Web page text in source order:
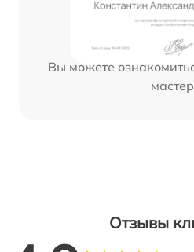
Вы можете
Отзывы